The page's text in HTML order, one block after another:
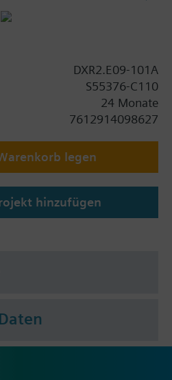
DXR2.E09-101A
S55376-C110
24 Monate
7612914098627
legen
hinzufügen